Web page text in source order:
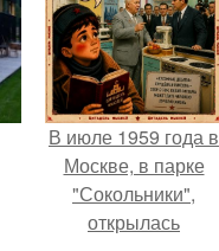
В июле 1959 года в
Москве, в парке
"Сокольники",
открылась